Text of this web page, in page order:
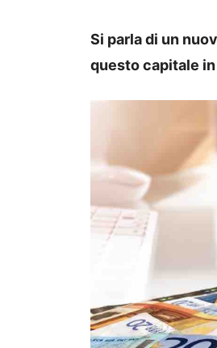
Si parla di un
questo capitale